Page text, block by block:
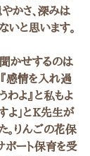
かさ、深みは
いと思います。
かせするのは
『感情を入れ過
わよ』と私もよ
よ」とK先生が
。りんごの花保
ポート保育を受